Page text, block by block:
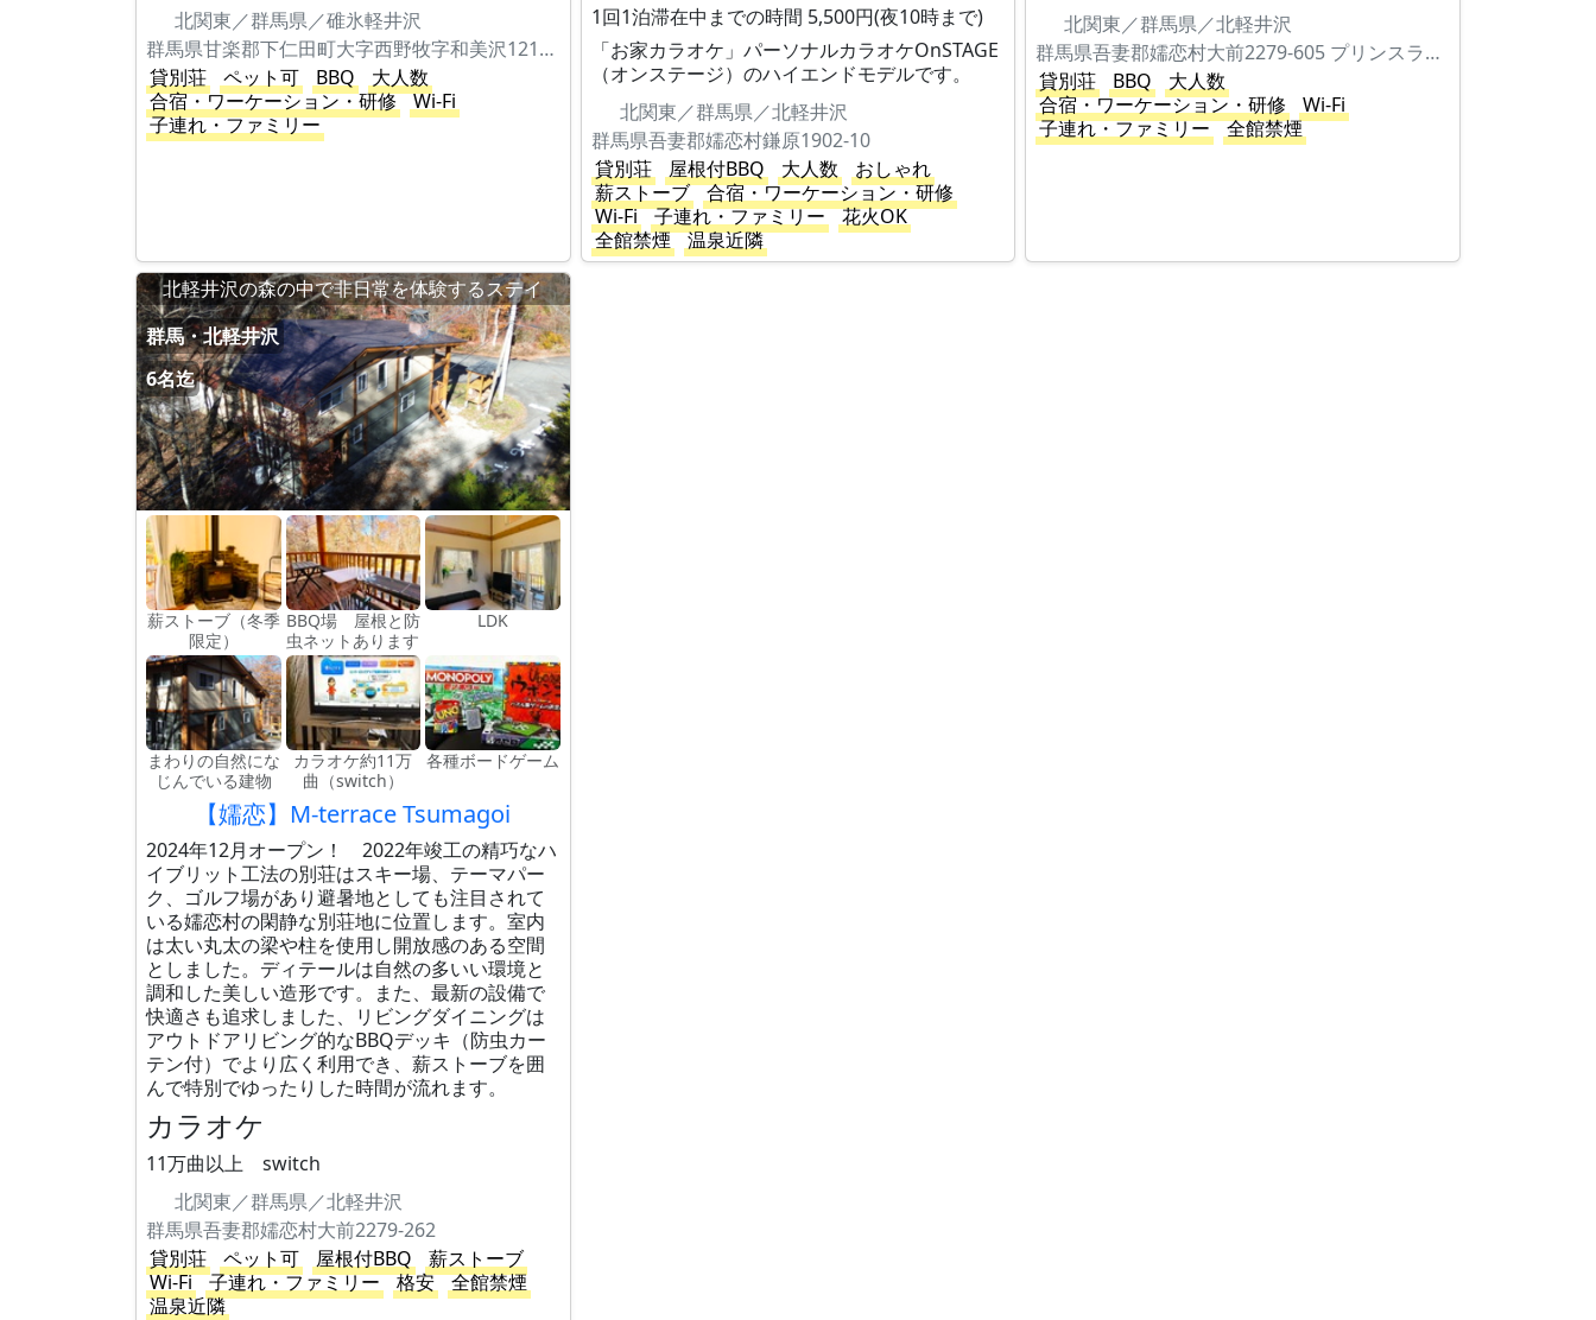
北関東／群馬県／碓氷軽井沢
群馬県甘楽郡下仁田町大字西野牧字和美沢12154-261
貸別荘
ペット可 BBQ
大人数
合宿・ワーケーション・研修
Wi-Fi
子連れ・ファミリー
1回1泊滞在中までの時間 5,500円(夜10時まで)
「お家カラオケ」パーソナルカラオケOnSTAGE
（オンステージ）のハイエンドモデルです。
北関東／群馬県／北軽井沢
群馬県吾妻郡嬬恋村鎌原1902-10
貸別荘
屋根付BBQ 大人数
おしゃれ
薪ストーブ
合宿・ワーケーション・研修
Wi-Fi
子連れ・ファミリー
花火OK
全館禁煙
温泉近隣
北関東／群馬県／北軽井沢
群馬県吾妻郡嬬恋村大前2279-605 プリンスランド別荘地 虹の街691番
貸別荘
BBQ
大人数
合宿・ワーケーション・研修
Wi-Fi
子連れ・ファミリー
全館禁煙
北軽井沢の森の中で非日常を体験するステイ
群馬・北軽井沢
6名迄
薪ストーブ（冬季
限定）
BBQ場 屋根と防
虫ネットあります
LDK
まわりの自然にな
じんでいる建物
カラオケ約11万
曲（switch）
各種ボードゲーム
【嬬恋】M-terrace Tsumagoi
2024年12月オープン！ 2022年竣工の精巧なハ
イブリット工法の別荘はスキー場、テーマパー
ク、ゴルフ場があり避暑地としても注目されて
いる嬬恋村の閑静な別荘地に位置します。室内
は太い丸太の梁や柱を使用し開放感のある空間
としました。ディテールは自然の多いい環境と
調和した美しい造形です。また、最新の設備で
快適さも追求しました、リビングダイニングは
アウトドアリビング的なBBQデッキ（防虫カー
テン付）でより広く利用でき、薪ストーブを囲
んで特別でゆったりした時間が流れます。
カラオケ
11万曲以上 switch
北関東／群馬県／北軽井沢
群馬県吾妻郡嬬恋村大前2279-262
貸別荘
ペット可 屋根付BBQ
薪ストーブ
Wi-Fi
子連れ・ファミリー 格安
全館禁煙
温泉近隣